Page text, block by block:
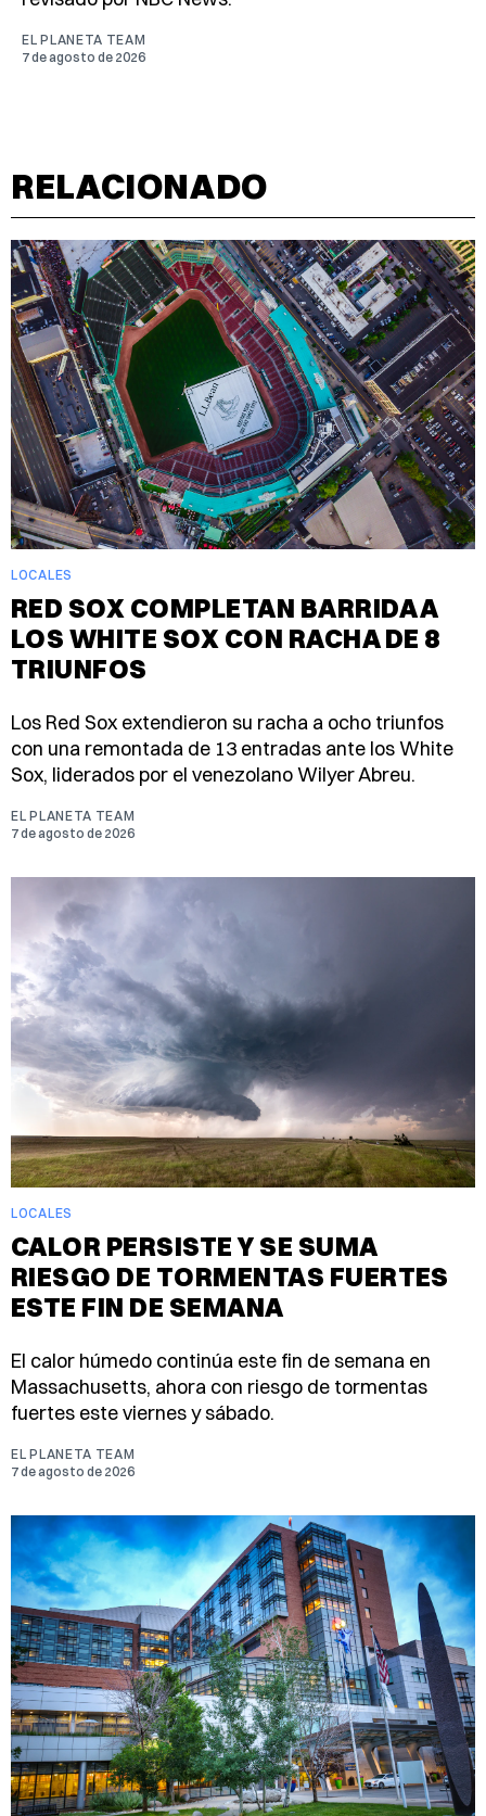
EL PLANETA TEAM
7 de agosto de 2026
RELACIONADO
LOCALES
RED SOX COMPLETAN BARRIDA A
LOS WHITE SOX CON RACHA DE 8
TRIUNFOS
Los Red Sox extendieron su racha a ocho triunfos
con una remontada de 13 entradas ante los White
Sox, liderados por el venezolano Wilyer Abreu.
EL PLANETA TEAM
7 de agosto de 2026
LOCALES
CALOR PERSISTE Y SE SUMA
RIESGO DE TORMENTAS FUERTES
ESTE FIN DE SEMANA
El calor húmedo continúa este fin de semana en
Massachusetts, ahora con riesgo de tormentas
fuertes este viernes y sábado.
EL PLANETA TEAM
7 de agosto de 2026